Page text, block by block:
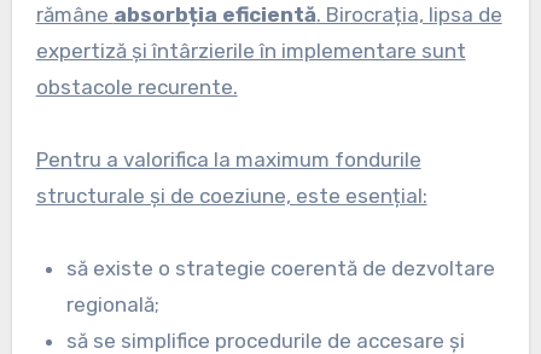
rămâne absorbția eficientă. Birocrația, lipsa de
expertiză și întârzierile în implementare sunt
obstacole recurente.
Pentru a valorifica la maximum fondurile
structurale și de coeziune, este esențial:
să existe o strategie coerentă de dezvoltare
regională;
să se simplifice procedurile de accesare și